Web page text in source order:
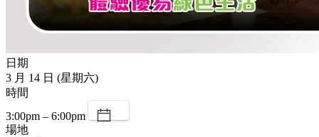
日期
3 月 14 日 (星期六)
時間
3:00pm – 6:00pm
場地